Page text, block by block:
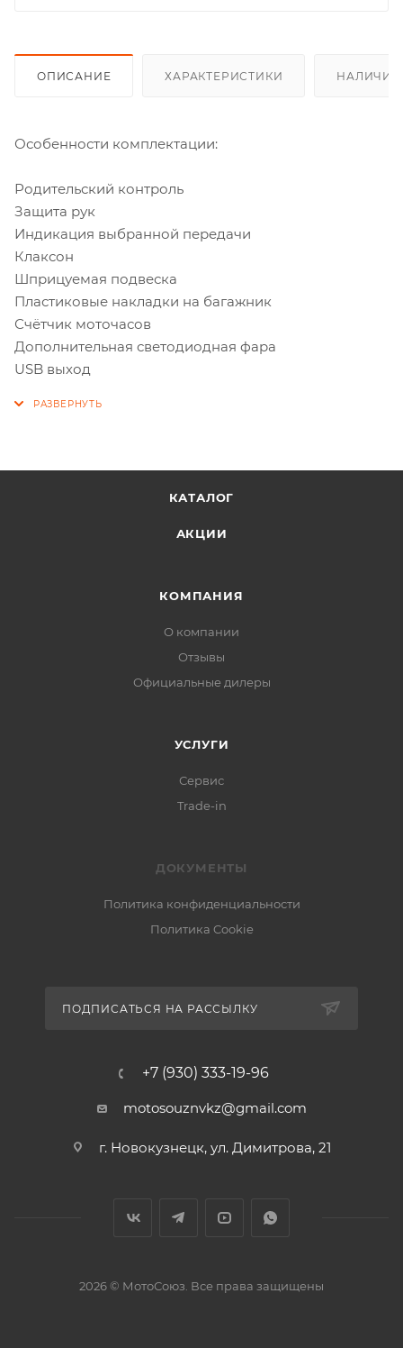
ОПИСАНИЕ ХАРАКТЕРИСТИКИ НАЛИЧИЕ
Особенности комплектации:
Родительский контроль
Защита рук
Индикация выбранной передачи
Клаксон
Шприцуемая подвеска
Пластиковые накладки на багажник
Счётчик моточасов
Дополнительная светодиодная фара
USB выход
КАТАЛОГ
АКЦИИ
КОМПАНИЯ
О компании
Отзывы
Официальные дилеры
УСЛУГИ
Сервис
Trade-in
ДОКУМЕНТЫ
Политика конфиденциальности
Политика Cookie
ПОДПИСАТЬСЯ НА РАССЫЛКУ
+7 (930) 333-19-96
motosouznvkz@gmail.com
г. Новокузнецк, ул. Димитрова, 21
2026 © МотоСоюз. Все права защищены